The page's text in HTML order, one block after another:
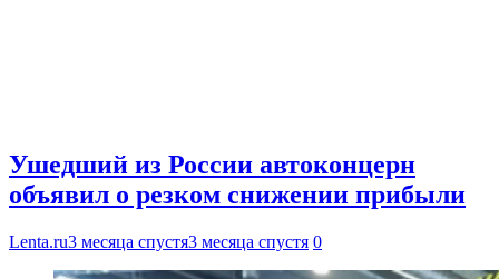
Ушедший из России автоконцерн
объявил о резком снижении прибыли
Lenta.ru3 месяца спустя3 месяца спустя 0